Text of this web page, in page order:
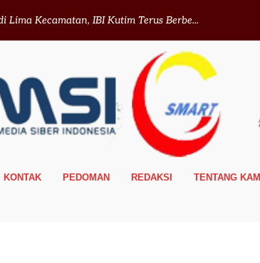
Lima Kecamatan, IBI Kutim Terus Berbe...
KONTAK PEDOMAN REDAKSI TENTANG KAMI